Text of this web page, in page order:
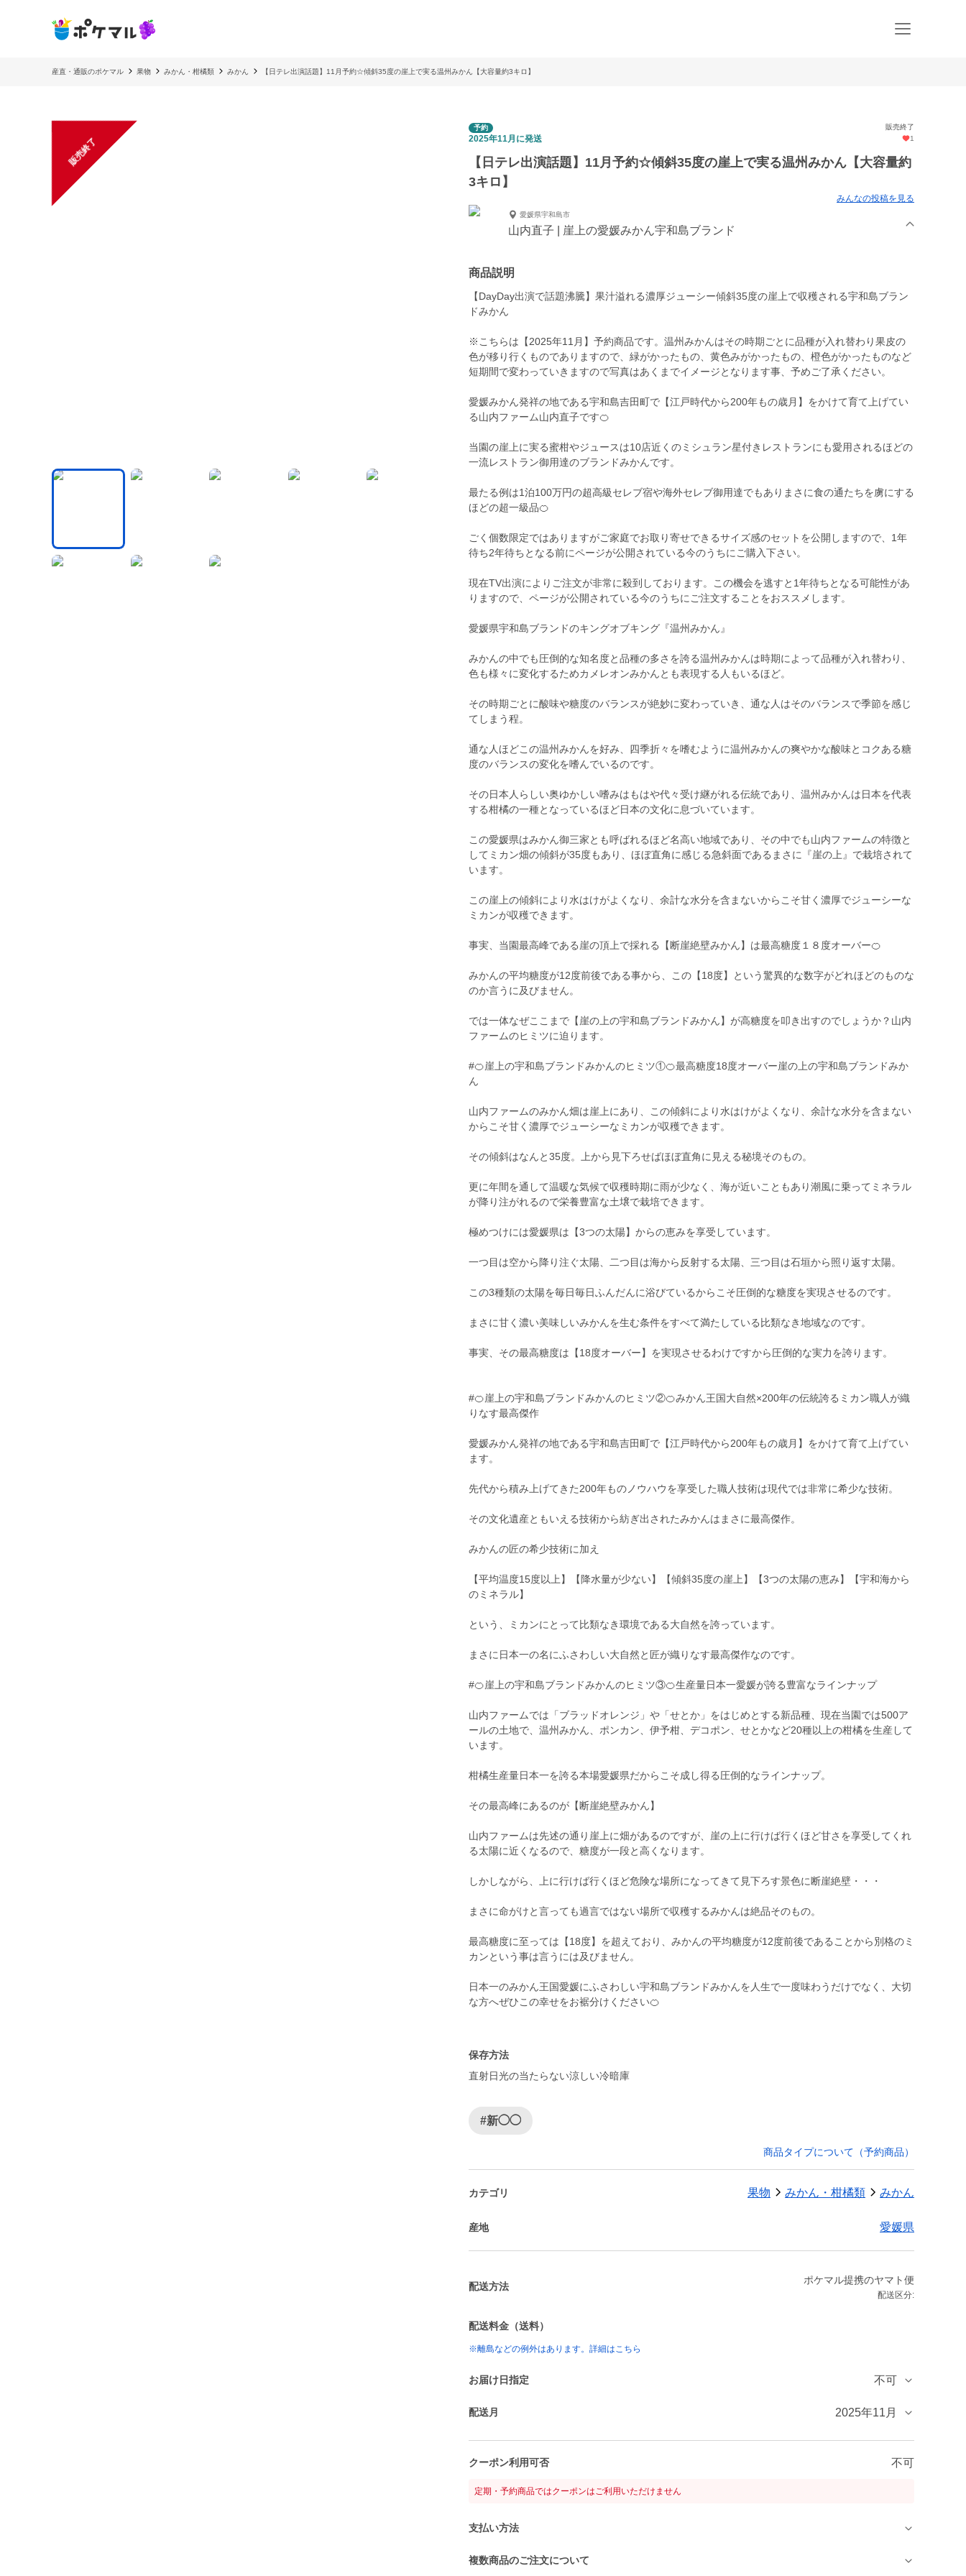
産直・通販のポケマル 果物 みかん・柑橘類 みかん 【日テレ出演話題】11月予約☆傾斜35度の崖上で実る温州みかん【大容量約3キロ】
販売終了
予約 販売終了
2025年11月に発送 1
【日テレ出演話題】11月予約☆傾斜35度の崖上で実る温州みかん【大容量約
3キロ】
みんなの投稿を見る
愛媛県宇和島市
山内直子 | 崖上の愛媛みかん宇和島ブランド
商品説明
【DayDay出演で話題沸騰】果汁溢れる濃厚ジューシー傾斜35度の崖上で収穫される宇和島ブラン
ドみかん
※こちらは【2025年11月】予約商品です。温州みかんはその時期ごとに品種が入れ替わり果皮の
色が移り行くものでありますので、緑がかったもの、黄色みがかったもの、橙色がかったものなど
短期間で変わっていきますので写真はあくまでイメージとなります事、予めご了承ください。
愛媛みかん発祥の地である宇和島吉田町で【江戸時代から200年もの歳月】をかけて育て上げてい
る山内ファーム山内直子です🍊
当園の崖上に実る蜜柑やジュースは10店近くのミシュラン星付きレストランにも愛用されるほどの
一流レストラン御用達のブランドみかんです。
最たる例は1泊100万円の超高級セレブ宿や海外セレブ御用達でもありまさに食の通たちを虜にする
ほどの超一級品🍊
ごく個数限定ではありますがご家庭でお取り寄せできるサイズ感のセットを公開しますので、1年
待ち2年待ちとなる前にページが公開されている今のうちにご購入下さい。
現在TV出演によりご注文が非常に殺到しております。この機会を逃すと1年待ちとなる可能性があ
りますので、ページが公開されている今のうちにご注文することをおススメします。
愛媛県宇和島ブランドのキングオブキング『温州みかん』
みかんの中でも圧倒的な知名度と品種の多さを誇る温州みかんは時期によって品種が入れ替わり、
色も様々に変化するためカメレオンみかんとも表現する人もいるほど。
その時期ごとに酸味や糖度のバランスが絶妙に変わっていき、通な人はそのバランスで季節を感じ
てしまう程。
通な人ほどこの温州みかんを好み、四季折々を嗜むように温州みかんの爽やかな酸味とコクある糖
度のバランスの変化を嗜んでいるのです。
その日本人らしい奥ゆかしい嗜みはもはや代々受け継がれる伝統であり、温州みかんは日本を代表
する柑橘の一種となっているほど日本の文化に息づいています。
この愛媛県はみかん御三家とも呼ばれるほど名高い地域であり、その中でも山内ファームの特徴と
してミカン畑の傾斜が35度もあり、ほぼ直角に感じる急斜面であるまさに『崖の上』で栽培されて
います。
この崖上の傾斜により水はけがよくなり、余計な水分を含まないからこそ甘く濃厚でジューシーな
ミカンが収穫できます。
事実、当園最高峰である崖の頂上で採れる【断崖絶壁みかん】は最高糖度１８度オーバー🍊
みかんの平均糖度が12度前後である事から、この【18度】という驚異的な数字がどれほどのものな
のか言うに及びません。
では一体なぜここまで【崖の上の宇和島ブランドみかん】が高糖度を叩き出すのでしょうか？山内
ファームのヒミツに迫ります。
#🍊崖上の宇和島ブランドみかんのヒミツ①🍊最高糖度18度オーバー崖の上の宇和島ブランドみか
ん
山内ファームのみかん畑は崖上にあり、この傾斜により水はけがよくなり、余計な水分を含まない
からこそ甘く濃厚でジューシーなミカンが収穫できます。
その傾斜はなんと35度。上から見下ろせばほぼ直角に見える秘境そのもの。
更に年間を通して温暖な気候で収穫時期に雨が少なく、海が近いこともあり潮風に乗ってミネラル
が降り注がれるので栄養豊富な土壌で栽培できます。
極めつけには愛媛県は【3つの太陽】からの恵みを享受しています。
一つ目は空から降り注ぐ太陽、二つ目は海から反射する太陽、三つ目は石垣から照り返す太陽。
この3種類の太陽を毎日毎日ふんだんに浴びているからこそ圧倒的な糖度を実現させるのです。
まさに甘く濃い美味しいみかんを生む条件をすべて満たしている比類なき地域なのです。
事実、その最高糖度は【18度オーバー】を実現させるわけですから圧倒的な実力を誇ります。
#🍊崖上の宇和島ブランドみかんのヒミツ②🍊みかん王国大自然×200年の伝統誇るミカン職人が織
りなす最高傑作
愛媛みかん発祥の地である宇和島吉田町で【江戸時代から200年もの歳月】をかけて育て上げてい
ます。
先代から積み上げてきた200年ものノウハウを享受した職人技術は現代では非常に希少な技術。
その文化遺産ともいえる技術から紡ぎ出されたみかんはまさに最高傑作。
みかんの匠の希少技術に加え
【平均温度15度以上】【降水量が少ない】【傾斜35度の崖上】【3つの太陽の恵み】【宇和海から
のミネラル】
という、ミカンにとって比類なき環境である大自然を誇っています。
まさに日本一の名にふさわしい大自然と匠が織りなす最高傑作なのです。
#🍊崖上の宇和島ブランドみかんのヒミツ③🍊生産量日本一愛媛が誇る豊富なラインナップ
山内ファームでは「ブラッドオレンジ」や「せとか」をはじめとする新品種、現在当園では500ア
ールの土地で、温州みかん、ポンカン、伊予柑、デコポン、せとかなど20種以上の柑橘を生産して
います。
柑橘生産量日本一を誇る本場愛媛県だからこそ成し得る圧倒的なラインナップ。
その最高峰にあるのが【断崖絶壁みかん】
山内ファームは先述の通り崖上に畑があるのですが、崖の上に行けば行くほど甘さを享受してくれ
る太陽に近くなるので、糖度が一段と高くなります。
しかしながら、上に行けば行くほど危険な場所になってきて見下ろす景色に断崖絶壁・・・
まさに命がけと言っても過言ではない場所で収穫するみかんは絶品そのもの。
最高糖度に至っては【18度】を超えており、みかんの平均糖度が12度前後であることから別格のミ
カンという事は言うには及びません。
日本一のみかん王国愛媛にふさわしい宇和島ブランドみかんを人生で一度味わうだけでなく、大切
な方へぜひこの幸せをお裾分けください🍊
保存方法
直射日光の当たらない涼しい冷暗庫
#新◯◯
商品タイプについて（予約商品）
カテゴリ 果物 みかん・柑橘類 みかん
産地 愛媛県
配送方法
ポケマル提携のヤマト便
配送区分:
配送料金（送料）
※離島などの例外はあります。詳細はこちら
お届け日指定 不可
配送月 2025年11月
クーポン利用可否 不可
定期・予約商品ではクーポンはご利用いただけません
支払い方法
複数商品のご注文について